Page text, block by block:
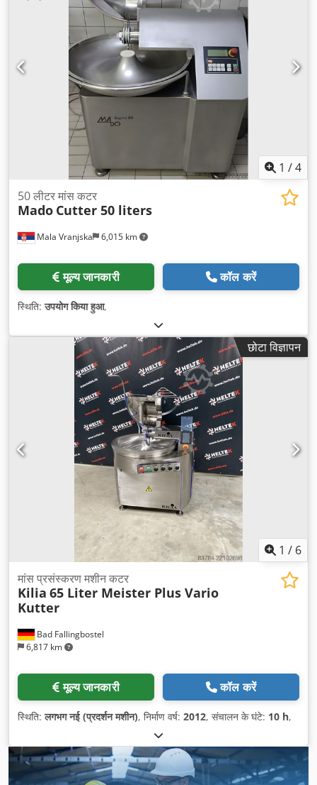
1 /4
Mala Vranjska 6,015 km
50 लीटर मांस कटर
Mado Cutter 50 liters
मूल्य जानकारी कॉल करें
स्थिति:उपयोग किया हुआ,
छोटा विज्ञापन
1 / 6
Bad Fallingbostel
6,817 km
मांस प्रसंस्करण मशीन कटर
Kilia 65 Liter Meister Plus Vario
Kutter
मूल्य जानकारी कॉल करें
स्थिति:लगभग नई (प्रदर्शन मशीन), निर्माण वर्ष: 2012, संचालन के घंटे: 10 h,